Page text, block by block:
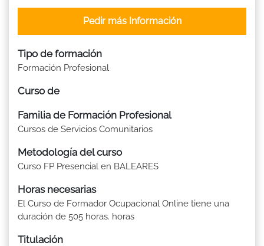
Tipo de formación
Formación Profesional
Curso de
Familia de Formación Profesional
Cursos de Servicios Comunitarios
Metodología del curso
Curso FP Presencial en BALEARES
Horas necesarias
El Curso de Formador Ocupacional Online tiene una
duración de 505 horas. horas
Titulación
Pedir más Información